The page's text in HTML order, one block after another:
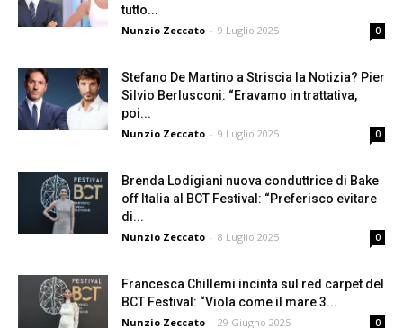
tutto...
Nunzio Zeccato - 9 Luglio 2025 0
Stefano De Martino a Striscia la Notizia? Pier
Silvio Berlusconi: “Eravamo in trattativa,
poi...
Nunzio Zeccato - 9 Luglio 2025 0
Brenda Lodigiani nuova conduttrice di Bake
off Italia al BCT Festival: “Preferisco evitare
di...
Nunzio Zeccato - 8 Luglio 2025 0
Francesca Chillemi incinta sul red carpet del
BCT Festival: “Viola come il mare 3...
Nunzio Zeccato - 29 Giugno 2025 0